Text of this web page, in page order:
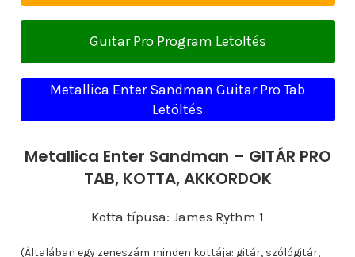
Guitar Pro Program Letöltés
Metallica Enter Sandman Guitar Pro Tab
Letöltés
Metallica Enter Sandman – GITÁR PRO
TAB, KOTTA, AKKORDOK
Kotta típusa: James Rythm 1
(Általában egy zeneszám minden kottája: gitár, szólógitár,